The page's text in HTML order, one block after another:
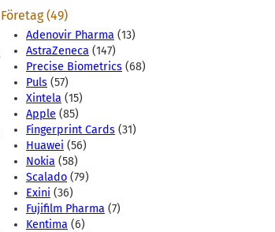
Företag (49)
Adenovir Pharma (13)
AstraZeneca (147)
Precise Biometrics (68)
Puls (57)
Xintela (15)
Apple (85)
Fingerprint Cards (31)
Huawei (56)
Nokia (58)
Scalado (79)
Exini (36)
Fujifilm Pharma (7)
Kentima (6)